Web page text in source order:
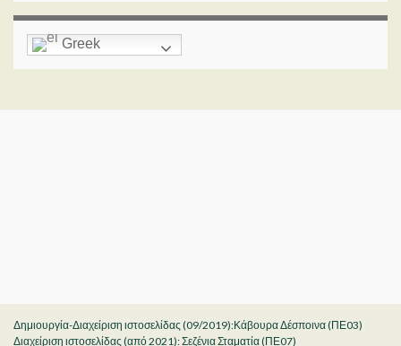
Greek
Δημιουργία-Διαχείριση ιστοσελίδας (09/2019):Κάβουρα Δέσποινα (ΠΕ03)
Διαχείριση ιστοσελίδας (από 2021): Σεζένια Σταματία (ΠΕ07)